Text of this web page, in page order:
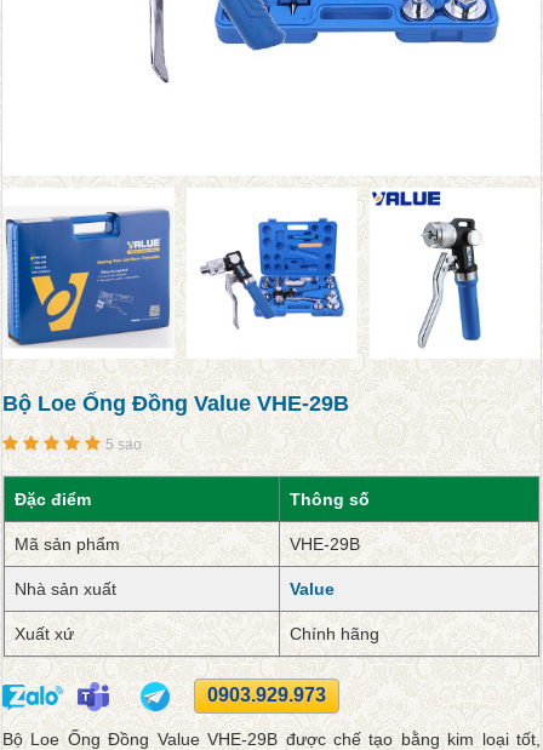
Bộ Loe Ống Đồng Value VHE-29B
5 sao
Đặc điểm Thông số
Mã sản phẩm VHE-29B
Nhà sản xuất Value
Xuất xứ Chính hãng
0903.929.973
Bộ Loe Ống Đồng Value VHE-29B được chế tạo bằng kim loại tốt,